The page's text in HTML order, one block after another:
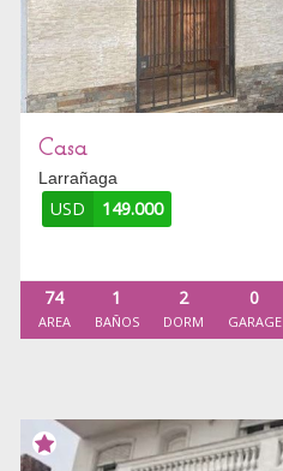
Casa
Larrañaga
USD 149.000
74
AREA
1
BAÑOS
2
DORM
0
GARAGE